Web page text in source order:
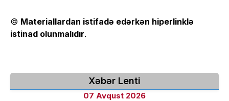
© Materiallardan istifadə edərkən hiperlinklə
istinad olunmalıdır.
Xəbər Lenti
07 Avqust 2026